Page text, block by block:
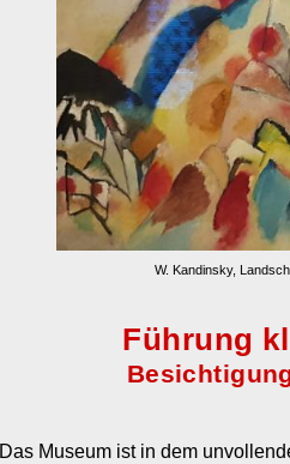
W. Kandinsky,
Führung
Das Museum ist in dem